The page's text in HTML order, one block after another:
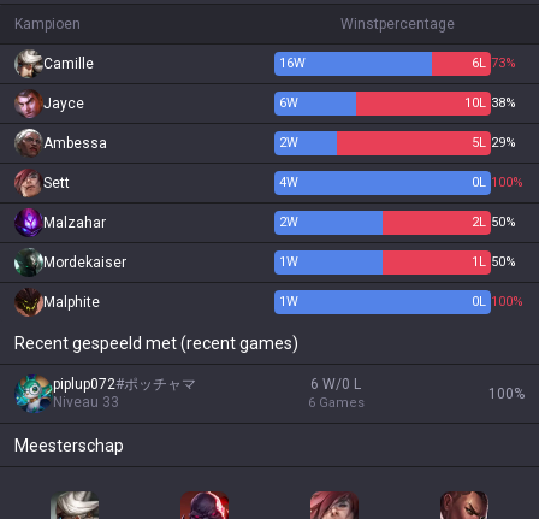
Kampioen Winstpercentage
Camille 16W 6L 73%
Jayce 6W 10L 38%
Ambessa 2W 5L 29%
Sett 4W 0L 100%
Malzahar 2W 2L 50%
Mordekaiser 1W 1 L 50%
Malphite 1W 0L 100%
Recent gespeeld met (recent games)
piplup072#ポッチャマ
Niveau 33
6 W/0 L
6 Games
100%
Meesterschap